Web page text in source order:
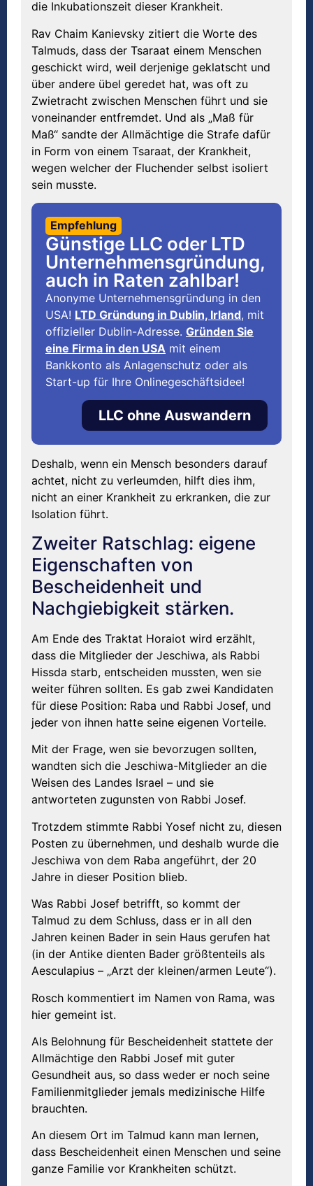
die Inkubationszeit dieser Krankheit.
Rav Chaim Kanievsky zitiert die Worte des
Talmuds, dass der Tsaraat einem Menschen
geschickt wird, weil derjenige geklatscht und
über andere übel geredet hat, was oft zu
Zwietracht zwischen Menschen führt und sie
voneinander entfremdet. Und als „Maß für
Maß“ sandte der Allmächtige die Strafe dafür
in Form von einem Tsaraat, der Krankheit,
wegen welcher der Fluchender selbst isoliert
sein musste.
Empfehlung
Günstige LLC oder LTD
Unternehmensgründung,
auch in Raten zahlbar!
Anonyme Unternehmensgründung in den
USA! LTD Gründung in Dublin, Irland, mit
offizieller Dublin-Adresse. Gründen Sie
eine Firma in den USA mit einem
Bankkonto als Anlagenschutz oder als
Start-up für Ihre Onlinegeschäftsidee!
LLC ohne Auswandern
Deshalb, wenn ein Mensch besonders darauf
achtet, nicht zu verleumden, hilft dies ihm,
nicht an einer Krankheit zu erkranken, die zur
Isolation führt.
Zweiter Ratschlag: eigene
Eigenschaften von
Bescheidenheit und
Nachgiebigkeit stärken.
Am Ende des Traktat Horaiot wird erzählt,
dass die Mitglieder der Jeschiwa, als Rabbi
Hissda starb, entscheiden mussten, wen sie
weiter führen sollten. Es gab zwei Kandidaten
für diese Position: Raba und Rabbi Josef, und
jeder von ihnen hatte seine eigenen Vorteile.
Mit der Frage, wen sie bevorzugen sollten,
wandten sich die Jeschiwa-Mitglieder an die
Weisen des Landes Israel – und sie
antworteten zugunsten von Rabbi Josef.
Trotzdem stimmte Rabbi Yosef nicht zu, diesen
Posten zu übernehmen, und deshalb wurde die
Jeschiwa von dem Raba angeführt, der 20
Jahre in dieser Position blieb.
Was Rabbi Josef betrifft, so kommt der
Talmud zu dem Schluss, dass er in all den
Jahren keinen Bader in sein Haus gerufen hat
(in der Antike dienten Bader größtenteils als
Aesculapius – „Arzt der kleinen/armen Leute“).
Rosch kommentiert im Namen von Rama, was
hier gemeint ist.
Als Belohnung für Bescheidenheit stattete der
Allmächtige den Rabbi Josef mit guter
Gesundheit aus, so dass weder er noch seine
Familienmitglieder jemals medizinische Hilfe
brauchten.
An diesem Ort im Talmud kann man lernen,
dass Bescheidenheit einen Menschen und seine
ganze Familie vor Krankheiten schützt.